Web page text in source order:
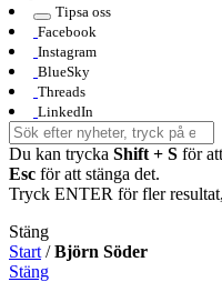
Tipsa oss
Facebook
Instagram
BlueSky
Threads
LinkedIn
Du kan trycka Shift + S för
Esc för att stänga det.
Tryck ENTER för fler
Stäng
Start /Björn Söder
Stäng